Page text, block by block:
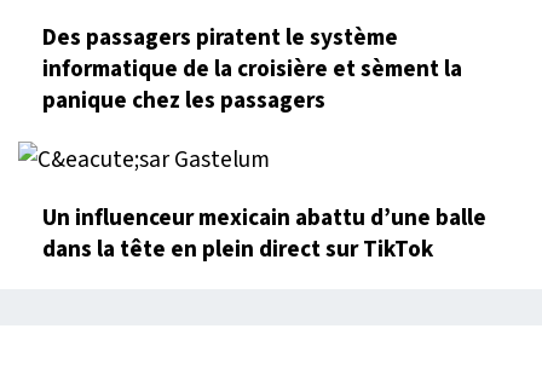
Des passagers piratent le système
informatique de la croisière et sèment la
panique chez les passagers
Un influenceur mexicain abattu d’une balle
dans la tête en plein direct sur TikTok